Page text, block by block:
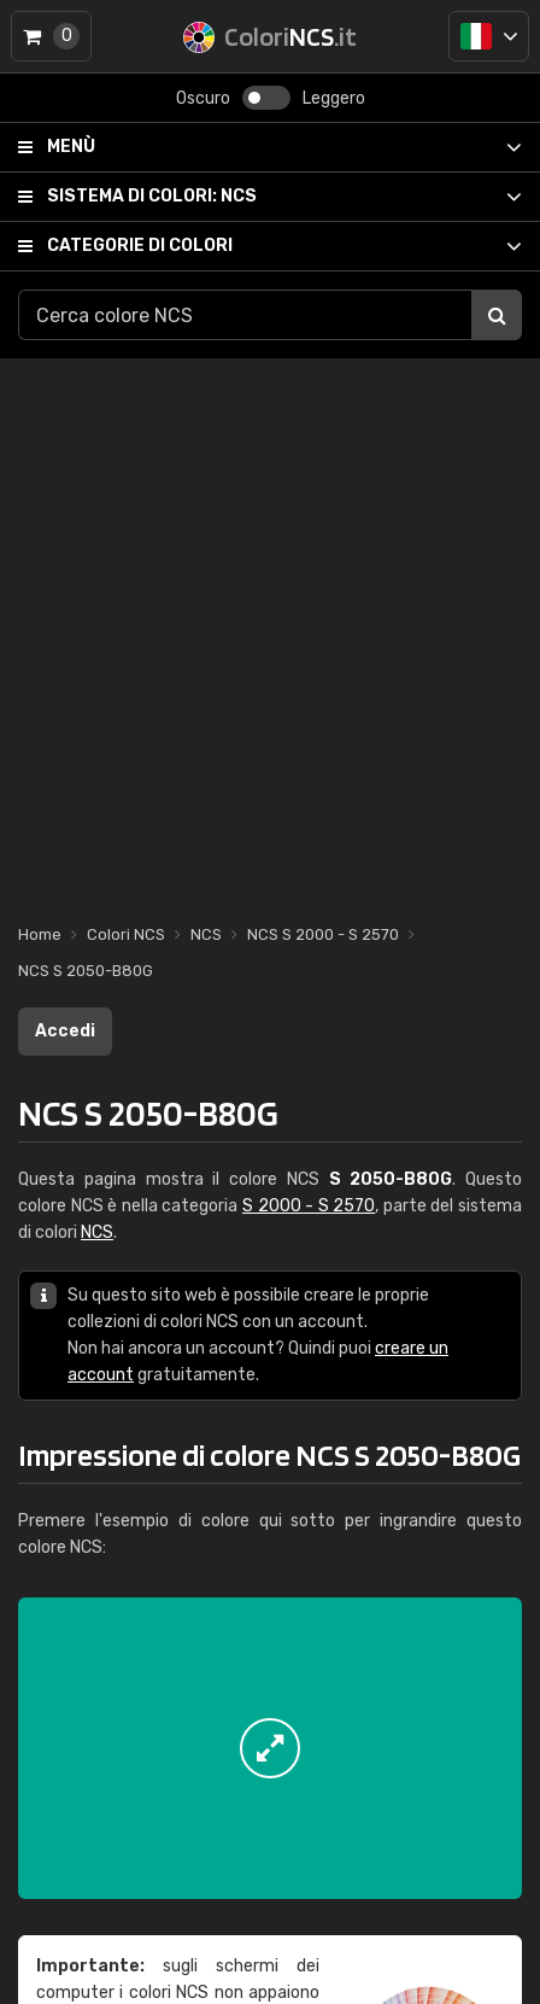
ColoriNCS.it
Oscuro Leggero
MENÙ
SISTEMA DI COLORI: NCS
CATEGORIE DI COLORI
0
Home Colori NCS NCS
NCS S 2000 - S 2570
NCS S 2050-B80G
Accedi
NCS S 2050-B80G
Questa pagina mostra il colore NCS S 2050-B80G. Questo
colore NCS è nella categoria S 2000 - S 2570, parte del sistema
di colori NCS.
Su questo sito web è possibile creare le proprie
collezioni di colori NCS con un account.
Non hai ancora un account? Quindi puoi creare un
account gratuitamente.
Impressione di colore NCS S 2050-B80G
Premere l'esempio di colore qui sotto per ingrandire questo
colore NCS:
Importante: sugli schermi dei
computer i colori NCS non appaiono